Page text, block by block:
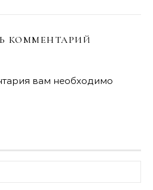
КОММЕНТАРИЙ
вам необходимо